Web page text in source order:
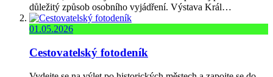
důležitý způsob osobního vyjádření. Výstava Král…
01.05.2026
Cestovatelský fotodeník